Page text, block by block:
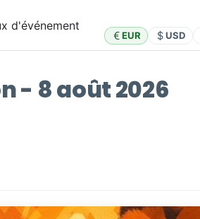
d'événement
EUR USD
- 8 août 2026